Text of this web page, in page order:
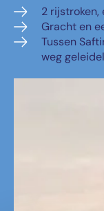
2
Gracht en
Tussen
weg